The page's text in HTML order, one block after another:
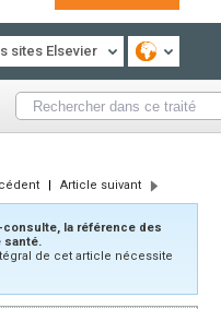
sites Elsevier
| Article suivant
consulte, la référence des
santé.
de cet article nécessite